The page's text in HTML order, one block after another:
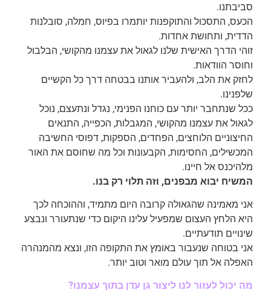
סביבתנו.
הכעס, התסכול והתוקפנות יותמרו בפיוס, חמלה, סובלנות
הדדית, ותחושת אחדות.
זוהי הדרך האישית שלנו לגאול את עצמנו מהקושי, הבלבול
וחוסר הוודאות.
לחזק את הלב, ולהעביר אותנו בבטחה דרך כל הקשיים
שלפנינו.
ככל שנתחבר יותר עם כוחנו הפנימי, נגדל ונתעצם, נוכל
לגאול את עצמנו מהקושי, המגבלות, הכפייה, התנאים
החיצוניים הלוחצים, הפחדים, הספקות, דפוסי החשיבה
המכשילים, החסימות, הקבעונות וכל מה שחוסם את האור
מלהיכנס אל חיינו.
המשיח יבוא מבפנים, וזה תלוי רק בנו.
אני מאמינה שהגאולה קרובה היום מתמיד, וההוכחה לכך
היא הלחץ העצום שמפעיל עלינו היקום כדי שנתעורר ונבצע
שינויים תודעתיים.
אני בטוחה שנעבור באומץ את התקופה הזו, ונצא מהמנהרה
האפלה אל תוך עולם מואר וטוב יותר.
מה יכול לעזור לנו ליצור גן עדן בתוך עצמנו?